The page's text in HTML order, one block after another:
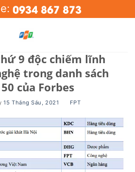
0934 867 873
9 độc chiếm lĩnh
trong danh sách
của Forbes
15 Tháng Sáu, 2021 FPT